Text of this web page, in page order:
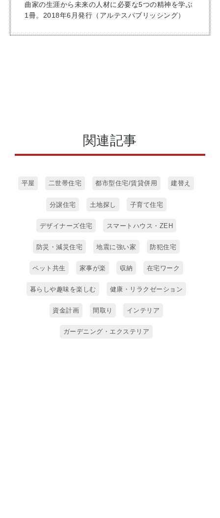
曲家の生涯から未来の人材に必要な5つの精神を学ぶ
1冊。2018年6月発行（アルテスパブリッシング）
関連記事
平屋 二世帯住宅 都市型住宅/賃貸併用 建替え
分譲住宅 土地探し 子育て住宅
デザイナーズ住宅 スマートハウス・ZEH
防災・減災住宅 地震に強い家 防犯住宅
ペット共生 家事が楽 収納 在宅ワーク
暮らしや趣味を楽しむ 健康・リラクゼーション
資金計画 間取り インテリア
ガーデニング・エクステリア